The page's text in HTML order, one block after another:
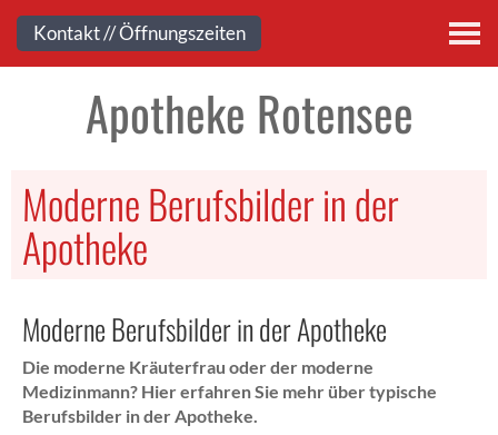
Kontakt
Apotheke Rotensee
Moderne Berufsbilder in der
Apotheke
Moderne Berufsbilder in der Apotheke
Die moderne Kräuterfrau oder der moderne
Medizinmann? Hier erfahren Sie mehr über typische
Berufsbilder in der Apotheke.
Kontakt // Öffnungszeiten